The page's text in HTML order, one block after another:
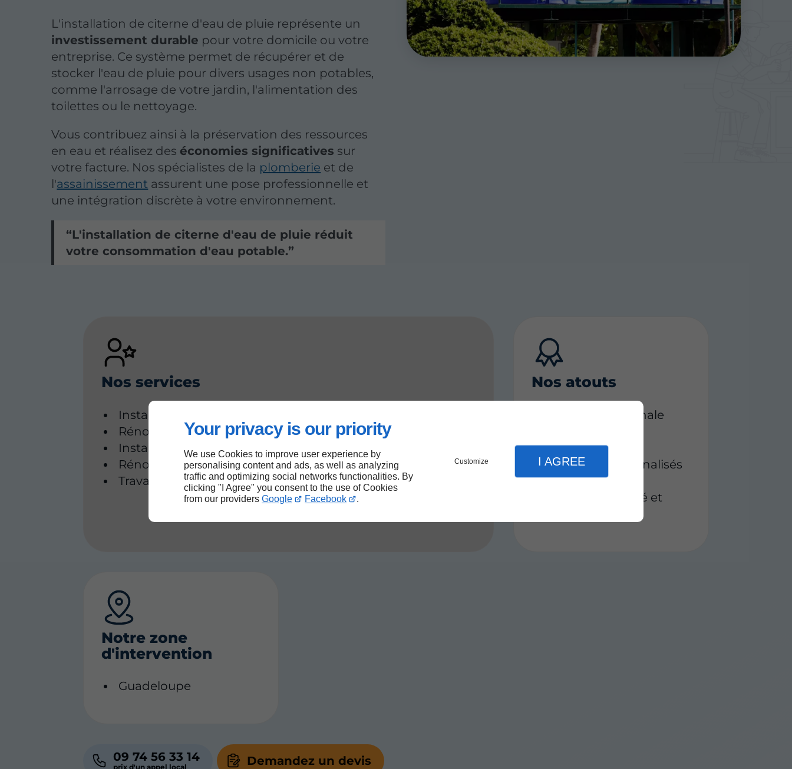
Your privacy is our priority
We use Cookies to improve user experience by
personalising content and ads, as well as analyzing
traffic and optimizing social networks functionalities. By
clicking "I Agree" you consent to the use of Cookies
from our providers Google Facebook .
Customize I AGREE
L'installation de citerne d'eau de pluie représente un
investissement durable pour votre domicile ou votre
entreprise. Ce système permet de récupérer et de
stocker l'eau de pluie pour divers usages non potables,
comme l'arrosage de votre jardin, l'alimentation des
toilettes ou le nettoyage.
Vous contribuez ainsi à la préservation des ressources
en eau et réalisez des économies significatives sur
votre facture. Nos spécialistes de la plomberie et de
l'assainissement assurent une pose professionnelle et
une intégration discrète à votre environnement.
L'installation de citerne d'eau de pluie réduit
votre consommation d'eau potable.
Nos services
Installation de plomberie
Rénovation de salle de bain
Installation de citerne d'eau de pluie
Rénovation et dépannage de plomberie
Travaux d’assainissement
Nos atouts
Garantie décennale
d'expérience
Conseils personnalisés
Réactivité
Travail de qualité et
Notre zone
d'intervention
Guadeloupe
09 74 56 33 14 Demandez un devis